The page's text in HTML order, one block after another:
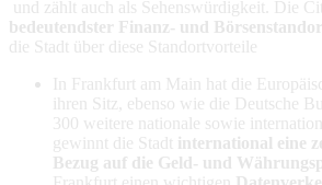
und zählt auch als Sehenswürdigkeit. Die
bedeutendster Finanz- und
die Stadt über diese Standortvorteile
In Frankfurt am Main hat die
ihren Sitz, ebenso wie die Deutsche
300 weitere nationale sowie
gewinnt die Stadt international eine
Bezug auf die Geld- und